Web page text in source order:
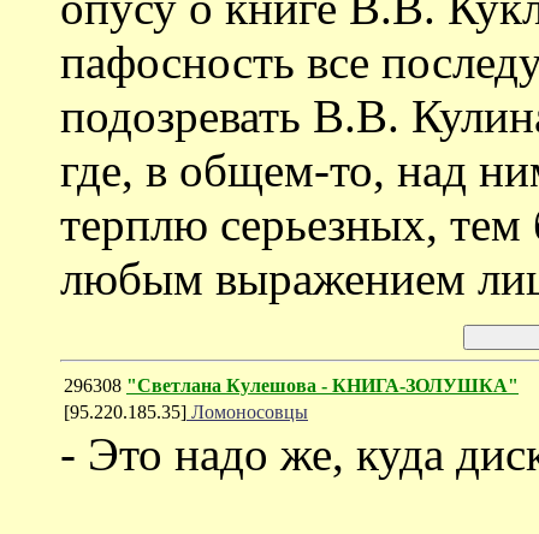
пафосность все
подозревать В.В.
где, в общем-то, над
терплю серьезных, тем
любым выражением
296308 "Светлана Кулешова - КНИГА-ЗОЛУШКА"
[95.220.185.35] Ломоносовцы
- Это надо же, куда